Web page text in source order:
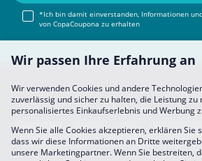
*Ich bin damit einverstanden, Informationen
von CopaCoupona zu erhalten
Impressum About Us FAQ
Sich Uns
Partner werden
Datenschutz
Wir passen Ihre Erfahrung an
Wir verwenden Cookies und andere
zuverlässig und sicher zu halten, die Leistung zu
personalisiertes Einkaufserlebnis und Werbung
Wenn Sie alle Cookies akzeptieren, erklären Sie
dass wir diese Informationen an Dritte
unsere Marketingpartner. Wenn Sie bestreiten,